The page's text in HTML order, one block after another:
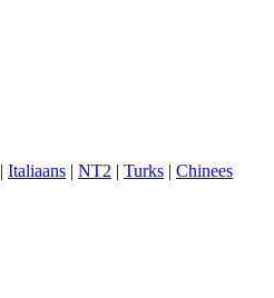
| Italiaans | NT2 | Turks | Chinees